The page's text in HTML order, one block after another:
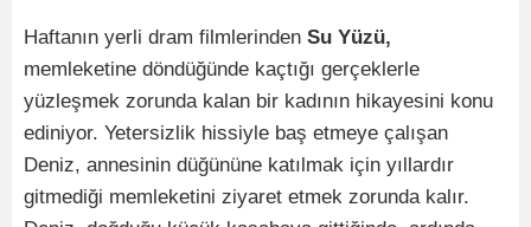
Haftanın yerli dram filmlerinden Su Yüzü,
memleketine döndüğünde kaçtığı gerçeklerle
yüzleşmek zorunda kalan bir kadının hikayesini konu
ediniyor. Yetersizlik hissiyle baş etmeye çalışan
Deniz, annesinin düğününe katılmak için yıllardır
gitmediği memleketini ziyaret etmek zorunda kalır.